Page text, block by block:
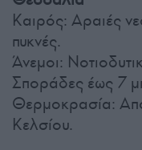
Καιρός: Αραιές
πυκνές.
Άνεμοι:
Σποράδες έως 7
Θερμοκρασία:
Κελσίου.